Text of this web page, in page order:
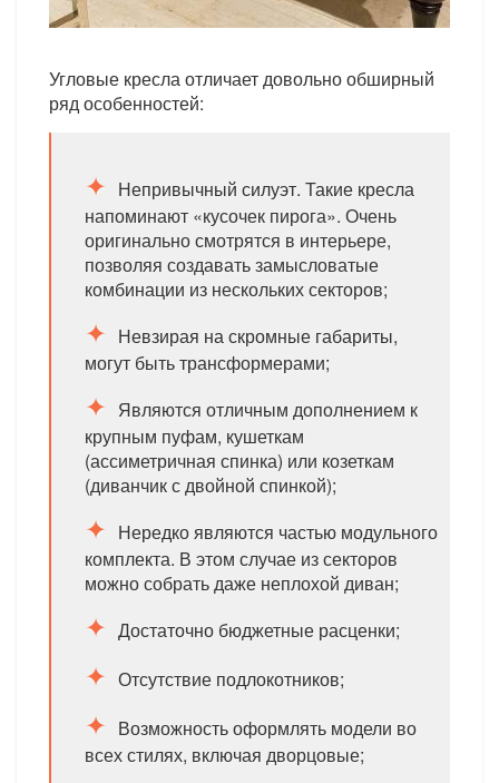
Угловые кресла отличает довольно обширный
ряд особенностей:
Непривычный силуэт. Такие кресла
напоминают «кусочек пирога». Очень
оригинально смотрятся в интерьере,
позволяя создавать замысловатые
комбинации из нескольких секторов;
Невзирая на скромные габариты,
могут быть трансформерами;
Являются отличным дополнением к
крупным пуфам, кушеткам
(ассиметричная спинка) или козеткам
(диванчик с двойной спинкой);
Нередко являются частью модульного
комплекта. В этом случае из секторов
можно собрать даже неплохой диван;
Достаточно бюджетные расценки;
Отсутствие подлокотников;
Возможность оформлять модели во
всех стилях, включая дворцовые;